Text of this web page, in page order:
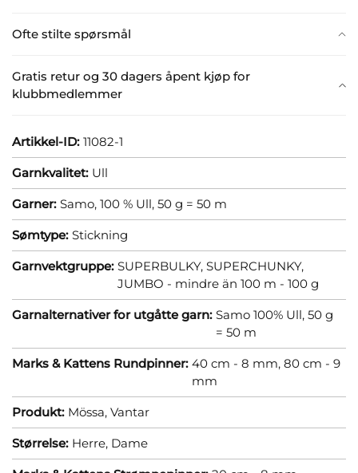
Ofte stilte spørsmål
Gratis retur og 30 dagers åpent kjøp for
klubbmedlemmer
Artikkel-ID: 11082-1
Garnkvalitet: Ull
Garner: Samo, 100 % Ull, 50 g = 50 m
Sømtype: Stickning
Garnvektgruppe: SUPERBULKY, SUPERCHUNKY,
JUMBO - mindre än 100 m - 100 g
Garnalternativer for utgåtte garn: Samo 100% Ull, 50 g
= 50 m
Marks & Kattens Rundpinner: 40 cm - 8 mm, 80 cm - 9
mm
Produkt: Mössa, Vantar
Størrelse: Herre, Dame